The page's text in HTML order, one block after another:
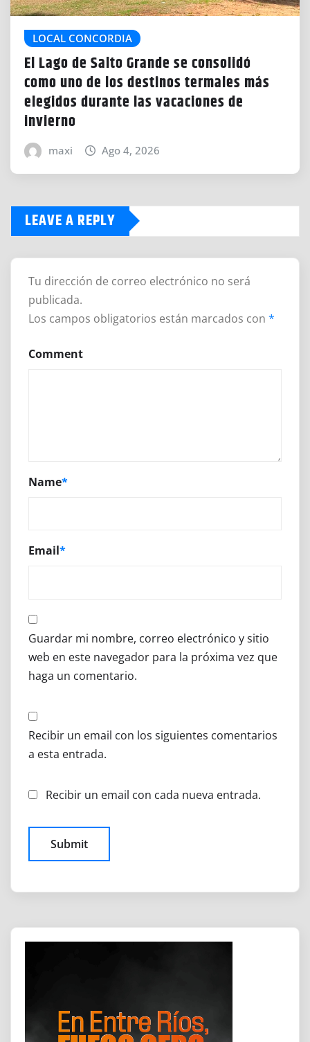
LOCAL CONCORDIA
El Lago de Salto Grande se consolidó
como uno de los destinos termales más
elegidos durante las vacaciones de
invierno
maxi Ago 4, 2026
LEAVE A REPLY
Tu dirección de correo electrónico no será
publicada.
Los campos obligatorios están marcados con *
Comment
Name*
Email*
Guardar mi nombre, correo electrónico y sitio
web en este navegador para la próxima vez que
haga un comentario.
Recibir un email con los siguientes comentarios
a esta entrada.
Recibir un email con cada nueva entrada.